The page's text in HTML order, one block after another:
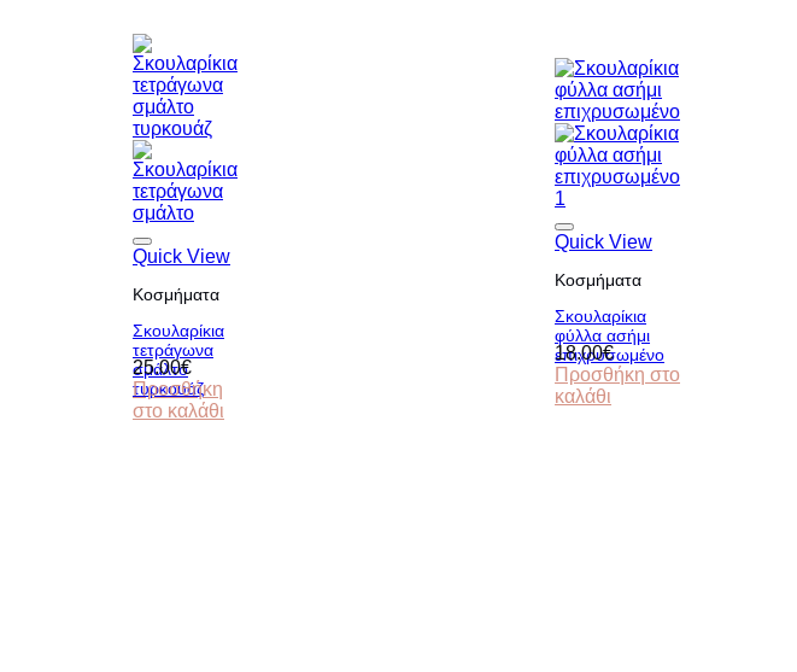
Quick View
Κοσμήματα
Σκουλαρίκια
τετράγωνα
σμάλτο
τυρκουάζ
25.00€
Προσθήκη
στο καλάθι
Quick View
Κοσμήματα
Σκουλαρίκια
φύλλα ασήμι
επιχρυσωμένο
18.00€
Προσθήκη στο
καλάθι